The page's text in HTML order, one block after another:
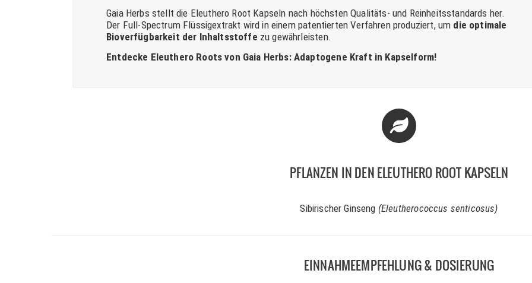
Gaia Herbs stellt die Eleuthero Root Kapseln nach höchsten Qualitäts- und Reinheitsstandards her.
Der Full-Spectrum Flüssigextrakt wird in einem patentierten Verfahren produziert, um die optimale
Bioverfügbarkeit der Inhaltsstoffe zu gewährleisten.
Entdecke Eleuthero Roots von Gaia Herbs: Adaptogene Kraft in Kapselform!
PFLANZEN IN DEN ELEUTHERO ROOT KAPSELN
Sibirischer Ginseng (Eleutherococcus senticosus)
EINNAHMEEMPFEHLUNG & DOSIERUNG